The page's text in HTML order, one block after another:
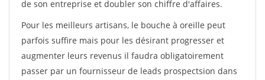
de son entreprise et doubler son chiffre d'affaires.
Pour les meilleurs artisans, le bouche à oreille peut
parfois suffire mais pour les désirant progresser et
augmenter leurs revenus il faudra obligatoirement
passer par un fournisseur de leads prospectsion dans